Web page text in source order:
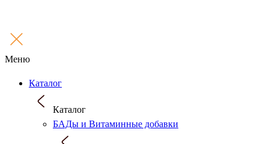
Меню
Каталог
Каталог
БАДы и Витаминные добавки